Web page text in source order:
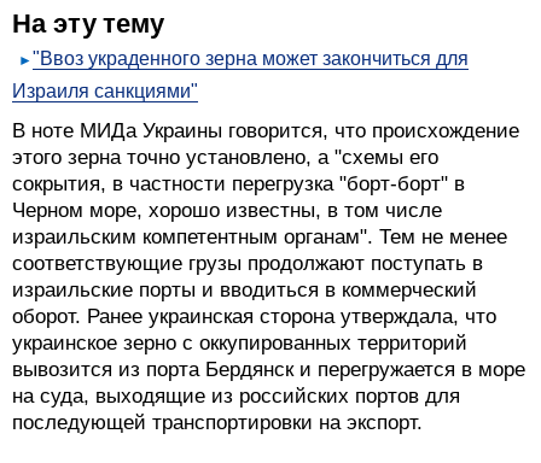
На эту тему
"Ввоз украденного зерна может закончиться для
Израиля санкциями"
В ноте МИДа Украины говорится, что происхождение
этого зерна точно установлено, а "схемы его
сокрытия, в частности перегрузка "борт-борт" в
Черном море, хорошо известны, в том числе
израильским компетентным органам". Тем не менее
соответствующие грузы продолжают поступать в
израильские порты и вводиться в коммерческий
оборот. Ранее украинская сторона утверждала, что
украинское зерно с оккупированных территорий
вывозится из порта Бердянск и перегружается в море
на суда, выходящие из российских портов для
последующей транспортировки на экспорт.